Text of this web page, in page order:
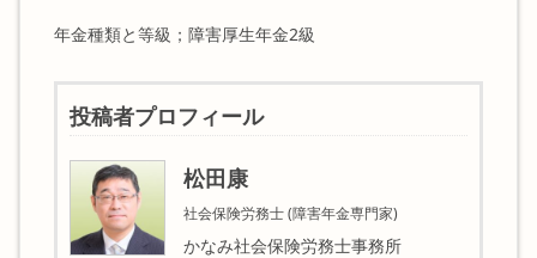
年金種類と等級；障害厚生年金2級
投稿者プロフィール
松田康
社会保険労務士 (障害年金専門家)
かなみ社会保険労務士事務所